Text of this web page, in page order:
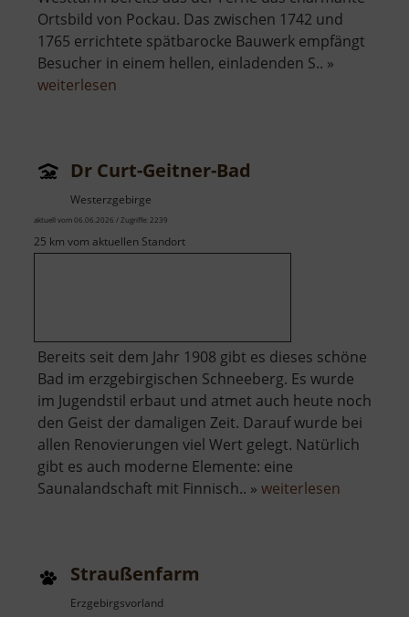
Ortsbild von Pockau. Das zwischen 1742 und
1765 errichtete spätbarocke Bauwerk empfängt
Besucher in einem hellen, einladenden S.. »
weiterlesen
Dr Curt-Geitner-Bad
Westerzgebirge
aktuell vom 06.06.2026 / Zugriffe: 2239
25 km vom aktuellen Standort
Bereits seit dem Jahr 1908 gibt es dieses schöne
Bad im erzgebirgischen Schneeberg. Es wurde
im Jugendstil erbaut und atmet auch heute noch
den Geist der damaligen Zeit. Darauf wurde bei
allen Renovierungen viel Wert gelegt. Natürlich
gibt es auch moderne Elemente: eine
Saunalandschaft mit Finnisch.. » weiterlesen
Straußenfarm
Erzgebirgsvorland